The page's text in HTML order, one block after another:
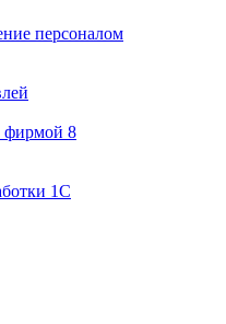
персоналом
фирмой 8
1С